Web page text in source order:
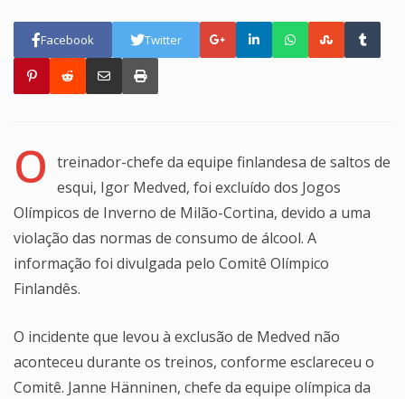
Facebook Twitter
O treinador-chefe da equipe finlandesa de saltos de
esqui, Igor Medved, foi excluído dos Jogos
Olímpicos de Inverno de Milão-Cortina, devido a uma
violação das normas de consumo de álcool. A
informação foi divulgada pelo Comitê Olímpico
Finlandês.
O incidente que levou à exclusão de Medved não
aconteceu durante os treinos, conforme esclareceu o
Comitê. Janne Hänninen, chefe da equipe olímpica da